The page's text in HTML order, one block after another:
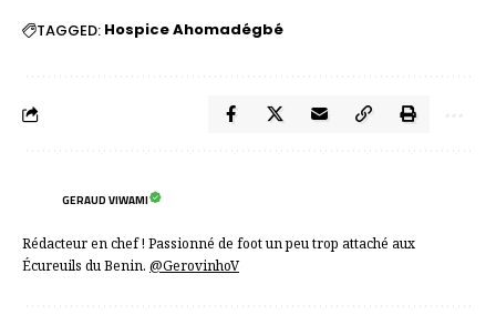
TAGGED: Hospice Ahomadégbé
GERAUD VIWAMI
Rédacteur en chef ! Passionné de foot un peu trop attaché aux
Écureuils du Benin. @GerovinhoV